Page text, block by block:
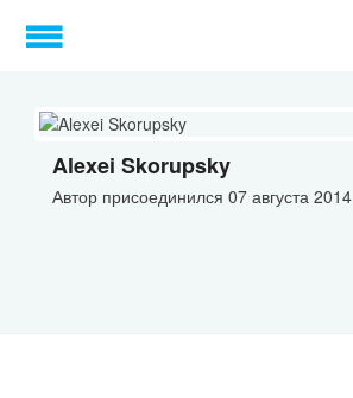
Alexei Skorupsky
Автор присоединился 07 августа 2014